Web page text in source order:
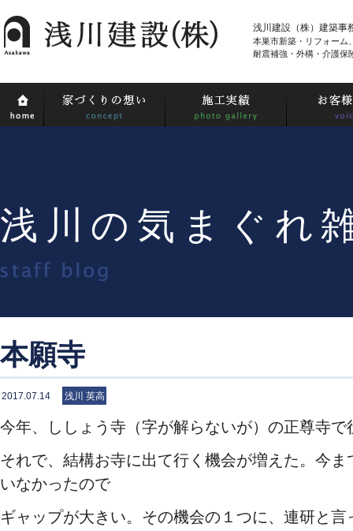
浅川建設（株）建築事
本巣市新築・リフォーム
耐震補強・外構・介護保
浅川の気まぐれ
本願寺
2017.07.14 浅川 英高
今年、ししょう寺（字が解らないが）の正尊寺で
それで、結構お寺に出て行く機会が増えた。今
いなかったので
ギャップが大きい。その機会の１つに、連研と